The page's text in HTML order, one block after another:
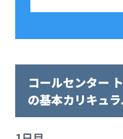
コールセンター
の基本カリキュ